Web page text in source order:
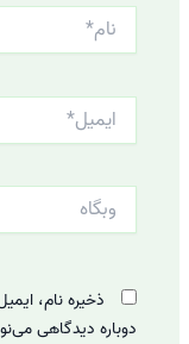
نام*
ایمیل*
وبگاه
ذخیره نام،
دوباره دیدگاهی